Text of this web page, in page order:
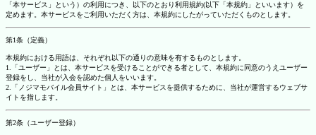
「本サービス」という）の利用につき、以下のとおり利用規約(以下「本規約」といいます）を
定めます。本サービスをご利用いただく方は、本規約にしたがっていただくものとします。
第1条（定義）
本規約における用語は、それぞれ以下の通りの意味を有するものとします。
1.「ユーザー」とは、本サービスを受けることができる者として、本規約に同意のうえユーザー
登録をし、当社が入会を認めた個人をいいます。
2.「ノジマモバイル会員サイト」とは、本サービスを提供するために、当社が運営するウェブサ
イトを指します。
第2条（ユーザー登録）